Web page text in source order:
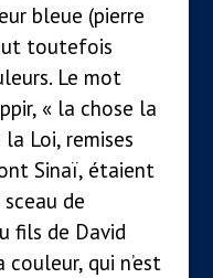
bleue (pierre
toutefois
Le mot
« la chose la
Loi, remises
Sinaï, étaient
de
fils de David
couleur, qui n’est